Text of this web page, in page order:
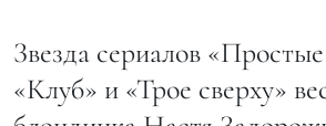
Звезда сериалов
«Клуб» и «Трое сверху»